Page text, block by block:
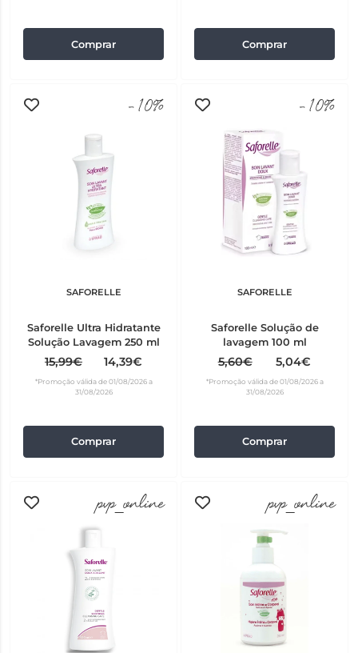
Comprar Comprar
-10%
SAFORELLE
Saforelle Ultra Hidratante
Solução Lavagem 250 ml
15,99€ 14,39€
*Promoção válida de 01/08/2026 a
31/08/2026
Comprar
-10%
SAFORELLE
Saforelle Solução de
lavagem 100 ml
5,60€ 5,04€
*Promoção válida de 01/08/2026 a
31/08/2026
Comprar
pvp_online pvp_online